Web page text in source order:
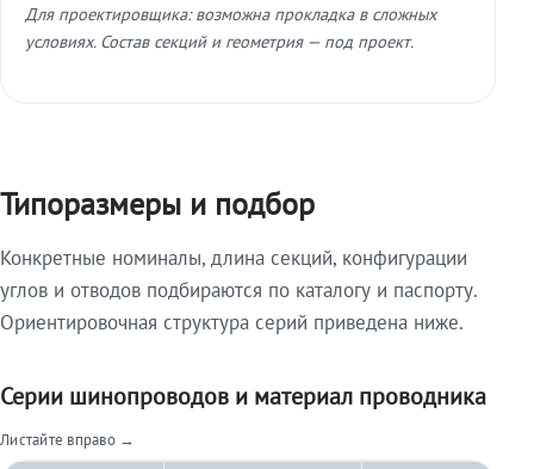
Для проектировщика: возможна прокладка в сложных
условиях. Состав секций и геометрия — под проект.
Типоразмеры и подбор
Конкретные номиналы, длина секций, конфигурации
углов и отводов подбираются по каталогу и паспорту.
Ориентировочная структура серий приведена ниже.
Серии шинопроводов и материал проводника
Листайте вправо →